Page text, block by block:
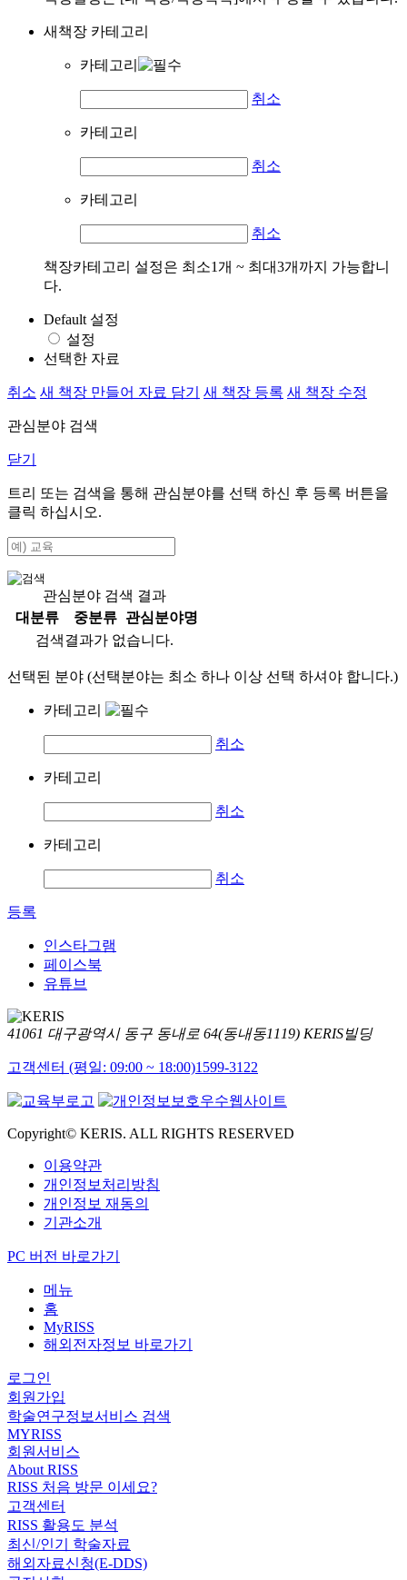
새책장 카테고리
카테고리
취소
카테고리
취소
카테고리
취소
책장카테고리 설정은 최소1개 ~ 최대3개까지 가능합니
다.
Default 설정
설정
선택한 자료
취소 새 책장 만들어 자료 담기 새 책장 등록 새 책장 수정
관심분야 검색
닫기
트리 또는 검색을 통해 관심분야를 선택 하신 후 등록 버튼을
클릭 하십시오.
관심분야 검색 결과
대분류
중분류
관심분야명
검색결과가 없습니다.
선택된 분야 (선택분야는 최소 하나 이상 선택 하셔야 합니다.)
카테고리
취소
카테고리
취소
카테고리
취소
등록
인스타그램
페이스북
유튜브
41061 대구광역시 동구 동내로 64(동내동1119) KERIS빌딩
고객센터 (평일: 09:00 ~ 18:00)1599-3122
Copyright© KERIS. ALL RIGHTS RESERVED
이용약관
개인정보처리방침
개인정보 재동의
기관소개
PC 버전 바로가기
메뉴
홈
MyRISS
해외전자정보 바로가기
로그인
회원가입
학술연구정보서비스 검색
MYRISS
회원서비스
About RISS
RISS 처음 방문 이세요?
고객센터
RISS 활용도 분석
최신/인기 학술자료
해외자료신청(E-DDS)